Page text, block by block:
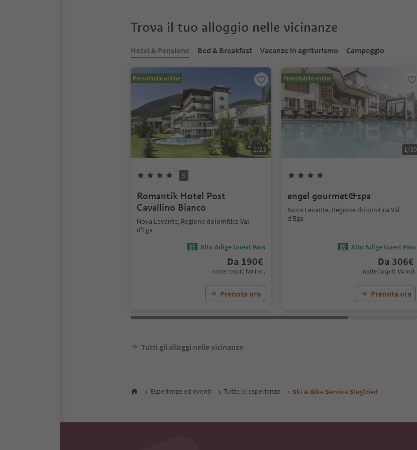
Trova il tuo alloggio nelle vicinanze
Hotel & Pensione Bed & Breakfast Vacanze in agriturismo Campeggio
Prenotabile online
1/23
S
Romantik Hotel Post
Cavallino Bianco
Nova Levante, Regione dolomitica Val
d'Ega
Alto Adige Guest Pass
Da 190€
notte / ospiti IVA incl.
Prenota ora
Prenotabile online
1/30
engel gourmet&spa
Nova Levante, Regione dolomitica Val
d'Ega
Alto Adige Guest Pass
Da 306€
notte / ospiti IVA incl.
Prenota ora
Tutti gli alloggi nelle vicinanze
Esperienze ed eventi Tutte le esperienze Ski & Bike Service Siegfried